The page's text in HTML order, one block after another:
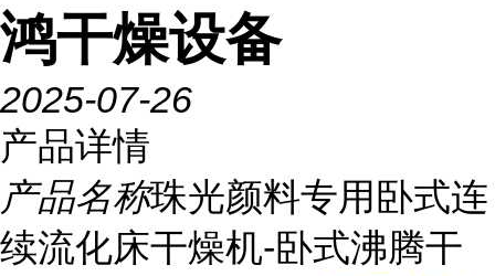
鸿干燥设备
2025-07-26
产品详情
产品名称珠光颜料专用卧式连
续流化床干燥机-卧式沸腾干